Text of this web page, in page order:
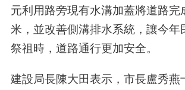
元利用路旁現有水溝加蓋將道路完
米，並改善側溝排水系統，讓今年
祭祖時，道路通行更加安全。
建設局長陳大田表示，市長盧秀燕